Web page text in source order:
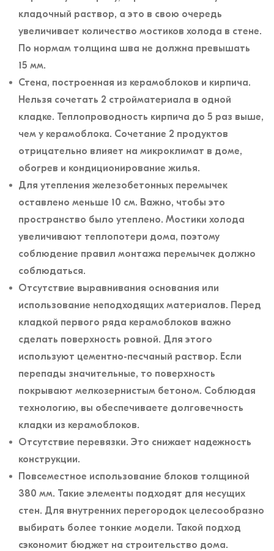
кладочный раствор, а это в свою очередь
увеличивает количество мостиков холода в стене.
По нормам толщина шва не должна превышать
15 мм.
Стена, построенная из керамоблоков и кирпича.
Нельзя сочетать 2 стройматериала в одной
кладке. Теплопроводность кирпича до 5 раз выше,
чем у керамоблока. Сочетание 2 продуктов
отрицательно влияет на микроклимат в доме,
обогрев и кондиционирование жилья.
Для утепления железобетонных перемычек
оставлено меньше 10 см. Важно, чтобы это
пространство было утеплено. Мостики холода
увеличивают теплопотери дома, поэтому
соблюдение правил монтажа перемычек должно
соблюдаться.
Отсутствие выравнивания основания или
использование неподходящих материалов. Перед
кладкой первого ряда керамоблоков важно
сделать поверхность ровной. Для этого
используют цементно-песчаный раствор. Если
перепады значительные, то поверхность
покрывают мелкозернистым бетоном. Соблюдая
технологию, вы обеспечиваете долговечность
кладки из керамоблоков.
Отсутствие перевязки. Это снижает надежность
конструкции.
Повсеместное использование блоков толщиной
380 мм. Такие элементы подходят для несущих
стен. Для внутренних перегородок целесообразно
выбирать более тонкие модели. Такой подход
сэкономит бюджет на строительство дома.